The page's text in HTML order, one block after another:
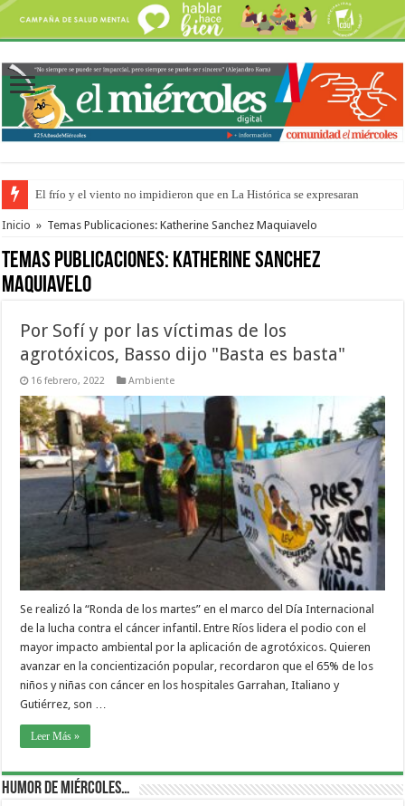
El frío y el viento no impidieron que en La Histórica se expresaran
OSER: Frigerio aseguró que mejoraron el servicio, redujeron el déficit en
Inicio » Temas Publicaciones: Katherine Sanchez Maquiavelo
Temas Publicaciones: Katherine Sanchez
Maquiavelo
Por Sofí y por las víctimas de los
agrotóxicos, Basso dijo "Basta es basta"
16 febrero, 2022 Ambiente
Se realizó la “Ronda de los martes” en el marco del Día Internacional
de la lucha contra el cáncer infantil. Entre Ríos lidera el podio con el
mayor impacto ambiental por la aplicación de agrotóxicos. Quieren
avanzar en la concientización popular, recordaron que el 65% de los
niños y niñas con cáncer en los hospitales Garrahan, Italiano y
Gutiérrez, son …
Leer Más »
Humor de Miércoles…